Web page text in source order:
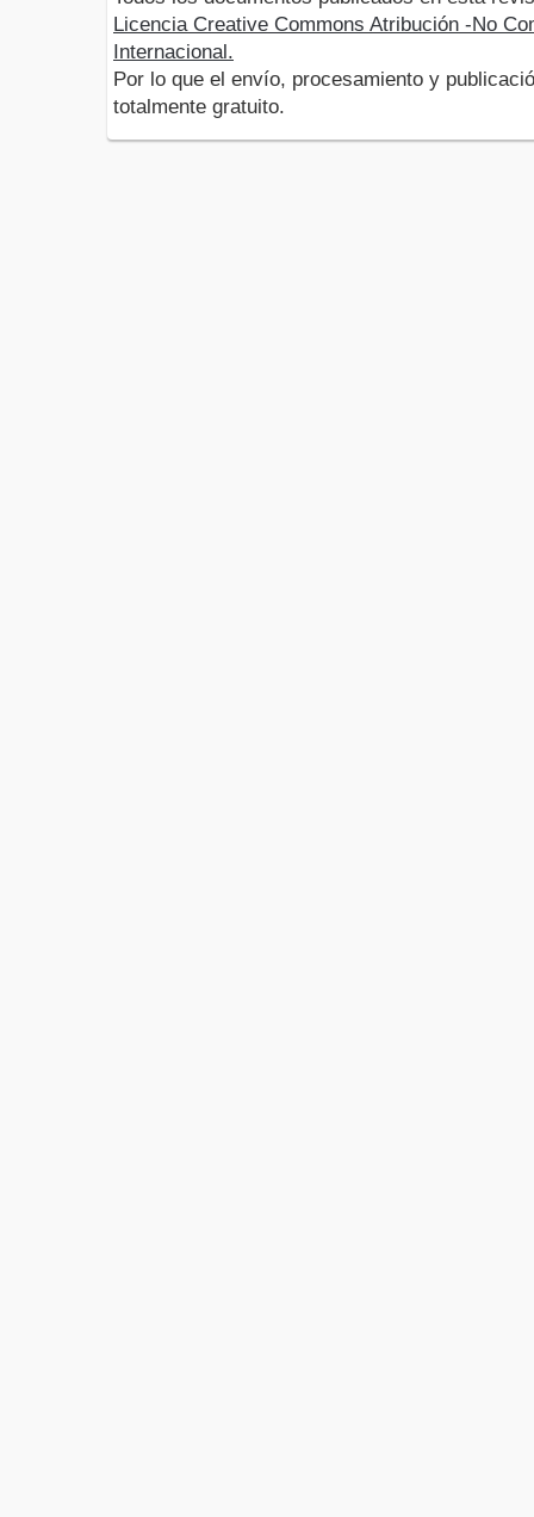
Licencia Creative Commons Atribución -No
Internacional.
Por lo que el envío, procesamiento y
totalmente gratuito.